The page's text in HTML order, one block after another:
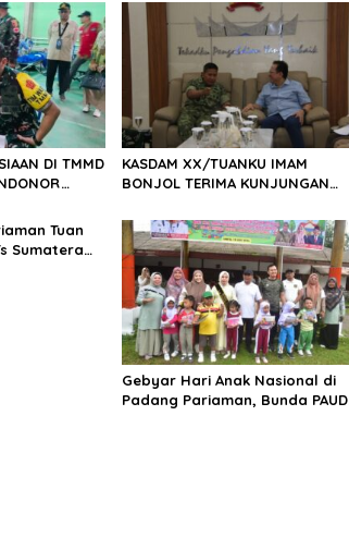
DI TMMD
KASDAM XX/TUANKU IMAM
BONJOL TERIMA KUNJUNGAN
IRMAN GUSMAN, S.E., M.B.A., DI
MAKODAM
Tuan
Sumatera
Gebyar Hari Anak Nasional di
Padang Pariaman, Bunda PAUD